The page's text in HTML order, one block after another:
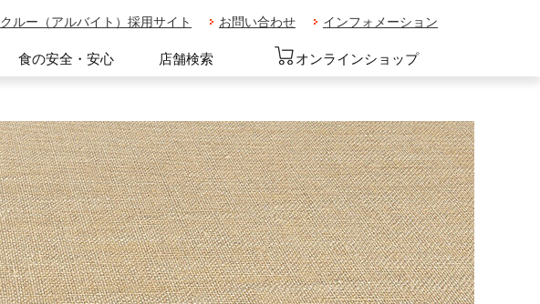
食の安全・安心 店舗検索 オンラインショップ
クルー（アルバイト）採用サイト お問い合わせ インフォメーション